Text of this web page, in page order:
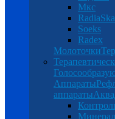
Мкс
Soeks
Radex
Молоточки
Аппараты
аппараты